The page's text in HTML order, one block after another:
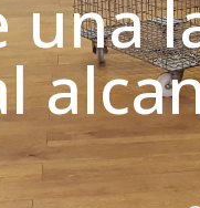
una